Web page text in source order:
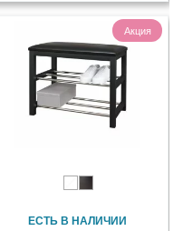
Акция
ЕСТЬ В НАЛИЧИИ